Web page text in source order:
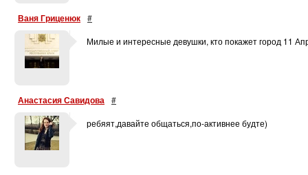
Ваня Гриценюк #
Милые и интересные девушки, кто покажет город 11
Анастасия Савидова #
ребяят,давайте общаться,по-активнее будте)